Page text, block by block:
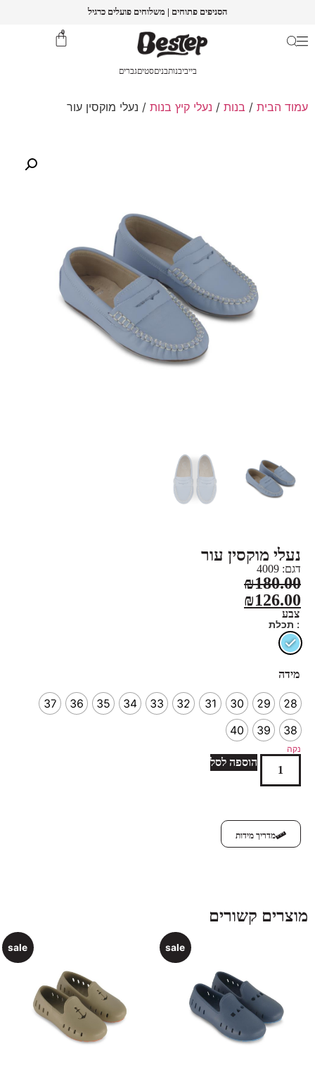
הסניפים פתוחים | משלוחים פועלים כרגיל
0
בייביבנותבניםסטיםגברים
עמוד הבית / בנות / נעלי קיץ בנות / נעלי מוקסין עור
נעלי מוקסין עור
דגם: 4009
₪180.00
₪126.00
צבע
: תכלת
מידה
28
29
30
31
32
33
34
35
36
37
38
39
40
נקה
הוספה לסל
מדריך מידות
מוצרים קשורים
sale
sale